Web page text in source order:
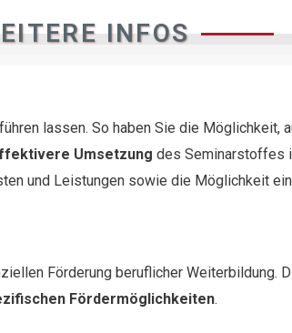
INFOS
lassen. So haben Sie die Möglichkeit,
Umsetzung des Seminarstoffes
und Leistungen sowie die Möglichkeit
Förderung beruflicher Weiterbildung.
Fördermöglichkeiten.